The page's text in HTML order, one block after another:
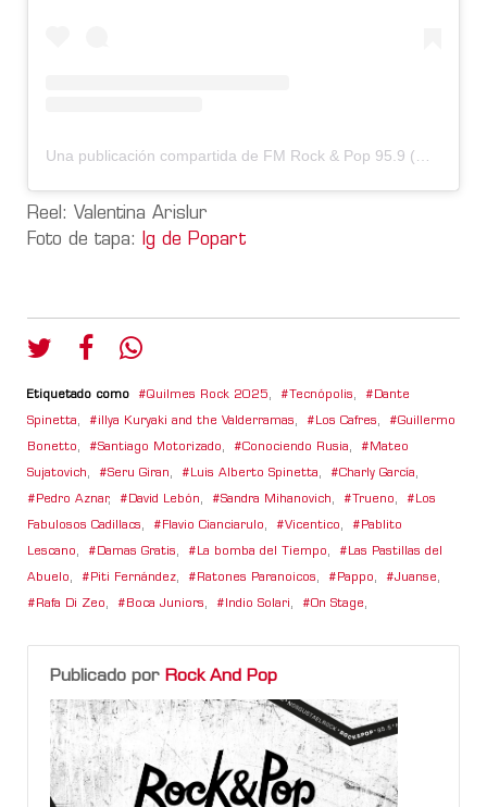
Reel: Valentina Arislur
Foto de tapa:
Ig de Popart
Etiquetado como Quilmes Rock 2025, Tecnópolis, Dante
Spinetta, illya Kuryaki and the Valderramas, Los Cafres, Guillermo
Bonetto, Santiago Motorizado, Conociendo Rusia, Mateo
Sujatovich, Seru Giran, Luis Alberto Spinetta, Charly García,
Pedro Aznar, David Lebón, Sandra Mihanovich, Trueno, Los
Fabulosos Cadillacs, Flavio Cianciarulo, Vicentico, Pablito
Lescano, Damas Gratis, La bomba del Tiempo, Las Pastillas del
Abuelo, Piti Fernández, Ratones Paranoicos, Pappo, Juanse,
Rafa Di Zeo, Boca Juniors, Indio Solari, On Stage,
Publicado por Rock And Pop